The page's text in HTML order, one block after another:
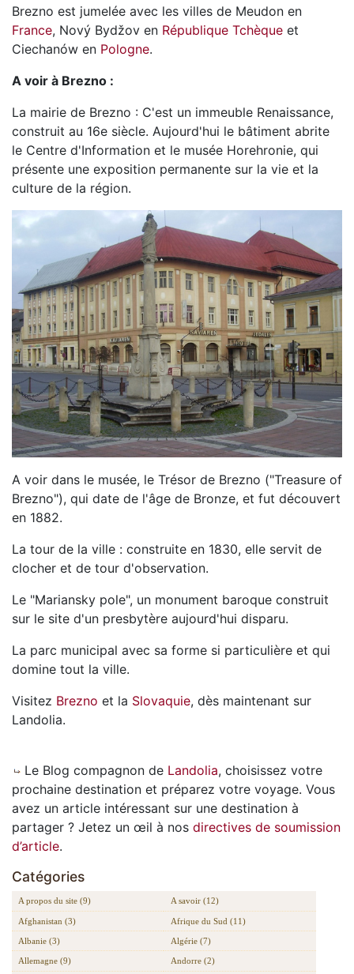
Brezno est jumelée avec les villes de Meudon en
France, Nový Bydžov en République Tchèque et
Ciechanów en Pologne.
A voir à Brezno :
La mairie de Brezno : C'est un immeuble Renaissance,
construit au 16e siècle. Aujourd'hui le bâtiment abrite
le Centre d'Information et le musée Horehronie, qui
présente une exposition permanente sur la vie et la
culture de la région.
A voir dans le musée, le Trésor de Brezno ("Treasure of
Brezno"), qui date de l'âge de Bronze, et fut découvert
en 1882.
La tour de la ville : construite en 1830, elle servit de
clocher et de tour d'observation.
Le "Mariansky pole", un monument baroque construit
sur le site d'un presbytère aujourd'hui disparu.
La parc municipal avec sa forme si particulière et qui
domine tout la ville.
Visitez Brezno et la Slovaquie, dès maintenant sur
Landolia.
Le Blog compagnon de Landolia, choisissez votre
prochaine destination et préparez votre voyage. Vous
avez un article intéressant sur une destination à
partager ? Jetez un œil à nos directives de soumission
d’article.
Catégories
A propos du site (9) A savoir (12)
Afghanistan (3) Afrique du Sud (11)
Albanie (3) Algérie (7)
Allemagne (9) Andorre (2)